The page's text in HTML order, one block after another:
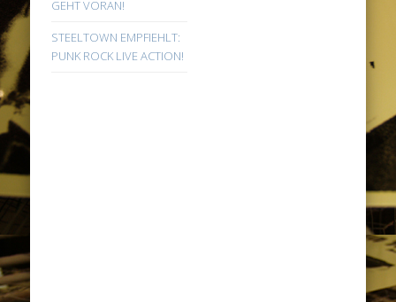
GEHT VORAN!
STEELTOWN EMPFIEHLT:
PUNK ROCK LIVE ACTION!